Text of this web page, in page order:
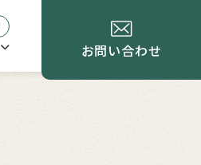
お問い合わせ